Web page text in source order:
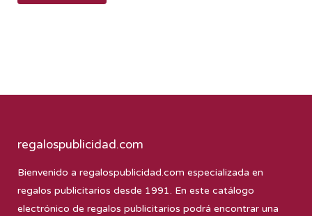
regalospublicidad.com
Bienvenido a regalospublicidad.com especializada en
regalos publicitarios desde 1991. En este catálogo
electrónico de regalos publicitarios podrá encontrar una